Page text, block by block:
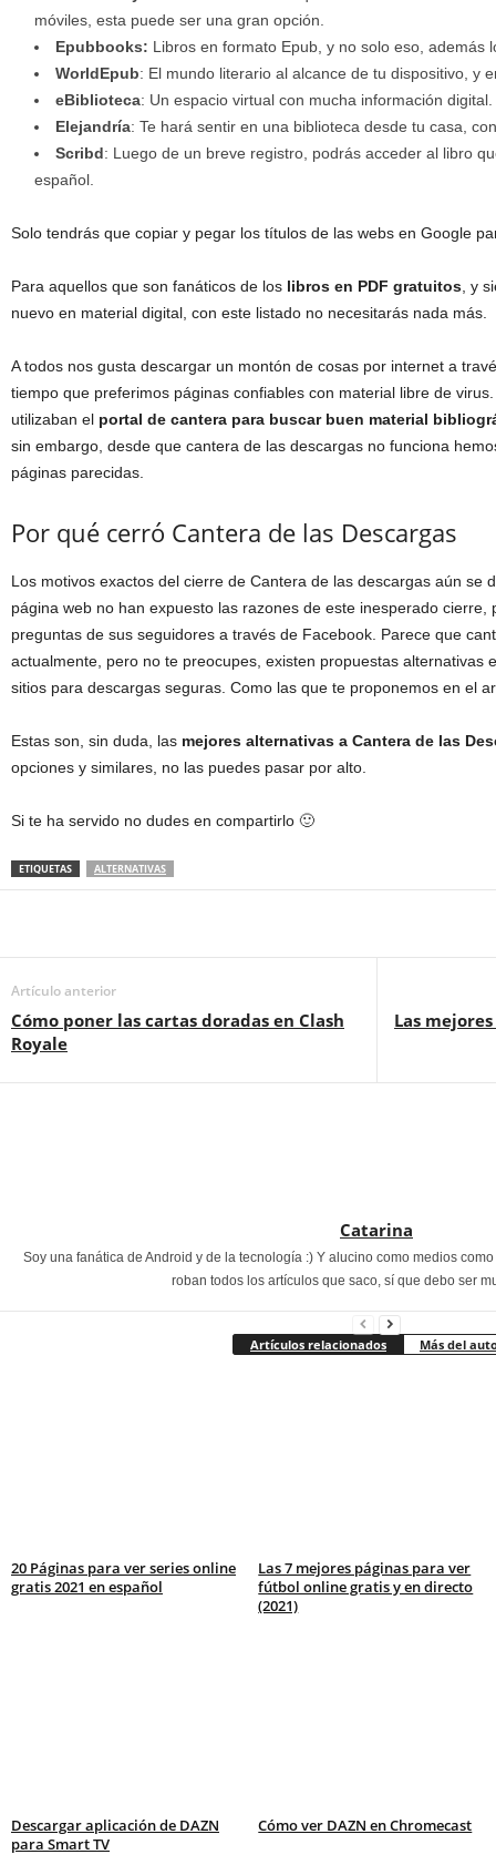
móviles, esta puede ser una gran opción.
Epubbooks: Libros en formato Epub, y no solo eso, además
WorldEpub: El mundo literario al alcance de tu dispositivo, y
eBiblioteca: Un espacio virtual con mucha información digital.
Elejandría: Te hará sentir en una biblioteca desde tu casa,
Scribd: Luego de un breve registro, podrás acceder al libro
español.
Solo tendrás que copiar y pegar los títulos de las webs en Google
Para aquellos que son fanáticos de los libros en PDF gratuitos , y
nuevo en material digital, con este listado no necesitarás nada más.
A todos nos gusta descargar un montón de cosas por internet a
tiempo que preferimos páginas confiables con material libre de
utilizaban el portal de cantera para buscar buen material
sin embargo, desde que cantera de las descargas no funciona
páginas parecidas.
Por qué cerró Cantera de las Descargas
Los motivos exactos del cierre de Cantera de las descargas aún se
página web no han expuesto las razones de este inesperado
preguntas de sus seguidores a través de Facebook. Parece que
actualmente, pero no te preocupes, existen propuestas alternativas
sitios para descargas seguras. Como las que te proponemos en el
Estas son, sin duda, las mejores alternativas a Cantera de las
opciones y similares, no las puedes pasar por alto.
Si te ha servido no dudes en compartirlo 🙂
ETIQUETAS ALTERNATIVAS
Artículo anterior
Cómo poner las cartas doradas en Clash
Royale
Las
Catarina
Soy una fanática de Android y de la tecnología :) Y alucino como medios
roban todos los artículos que saco, sí que debo ser
Artículos relacionados Más del
20 Páginas para ver series online
gratis 2021 en español
Las 7 mejores páginas para ver
fútbol online gratis y en directo
(2021)
Descargar aplicación de DAZN
para Smart TV
Cómo ver DAZN en Chromecast